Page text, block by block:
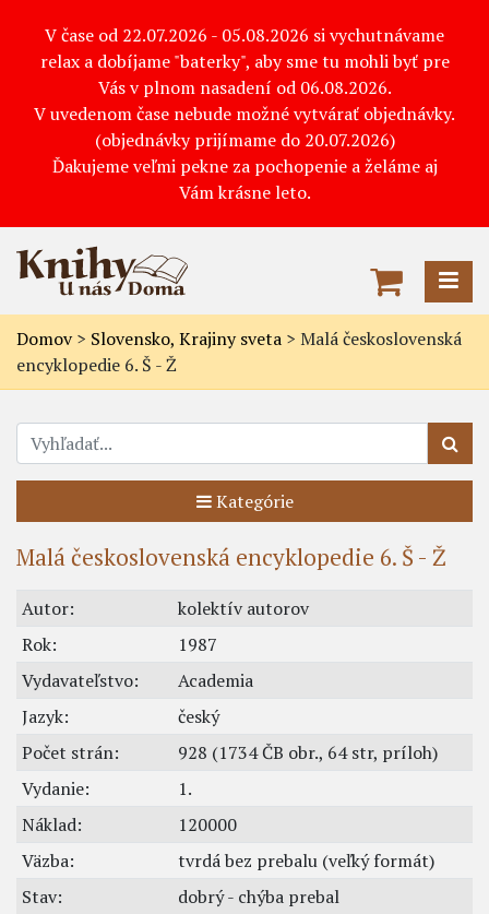
V čase od 22.07.2026 - 05.08.2026 si vychutnávame
relax a dobíjame "baterky", aby sme tu mohli byť pre
Vás v plnom nasadení od 06.08.2026.
V uvedenom čase nebude možné vytvárať objednávky.
(objednávky prijímame do 20.07.2026)
Ďakujeme veľmi pekne za pochopenie a želáme aj
Vám krásne leto.
Domov> Slovensko, Krajiny sveta > Malá československá
encyklopedie 6. Š - Ž
Kategórie
Malá československá encyklopedie 6. Š - Ž
Autor:
kolektív autorov
Rok:
1987
Vydavateľstvo:
Academia
Jazyk:
český
Počet strán:
928 (1734 ČB obr., 64 str, príloh)
Vydanie:
1.
Náklad:
120000
Väzba:
tvrdá bez prebalu (veľký formát)
Stav:
dobrý - chýba prebal